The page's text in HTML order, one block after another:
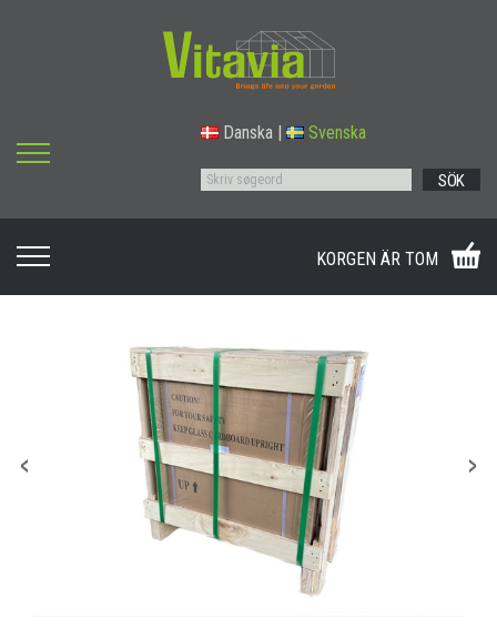
Danska Svenska
SÖK
KORGEN ÄR TOM